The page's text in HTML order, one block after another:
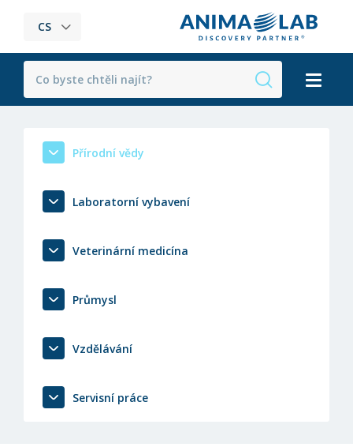
CS
Přírodní vědy
Laboratorní vybavení
Veterinární medicína
Průmysl
Vzdělávání
Servisní práce